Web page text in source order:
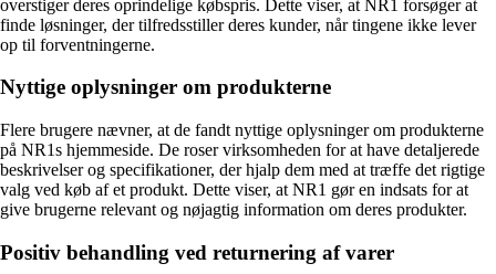
overstiger deres oprindelige købspris. Dette viser, at NR1 forsøger at
finde løsninger, der tilfredsstiller deres kunder, når tingene ikke lever
op til forventningerne.
Nyttige oplysninger om produkterne
Flere brugere nævner, at de fandt nyttige oplysninger om produkterne
på NR1s hjemmeside. De roser virksomheden for at have detaljerede
beskrivelser og specifikationer, der hjalp dem med at træffe det rigtige
valg ved køb af et produkt. Dette viser, at NR1 gør en indsats for at
give brugerne relevant og nøjagtig information om deres produkter.
Positiv behandling ved returnering af varer